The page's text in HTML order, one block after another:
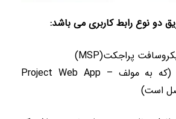
دو نوع رابط کاربری می باشد:
پراجکت(MSP)
(که به مولف Project Web App –
است)